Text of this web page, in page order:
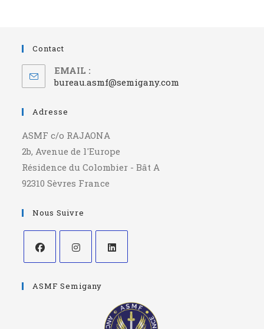
Contact
EMAIL :
bureau.asmf@semigany.com
Adresse
ASMF c/o RAJAONA
2b, Avenue de l'Europe
Résidence du Colombier - Bât A
92310 Sèvres France
Nous Suivre
ASMF Semigany